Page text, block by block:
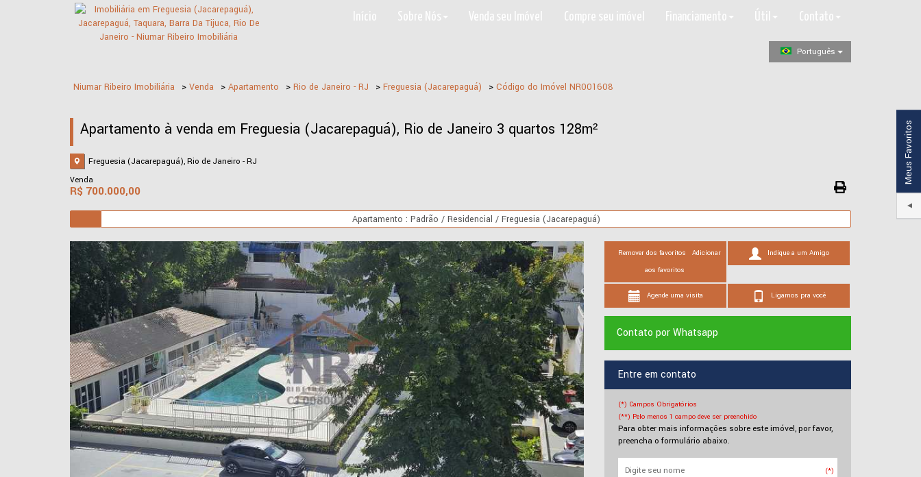
Início Sobre Nós Venda seu Imóvel Compre seu imóvel Financiamento Útil Contato
Português
Niumar Ribeiro Imobiliária > Venda > Apartamento > Rio de Janeiro - RJ > Freguesia (Jacarepaguá) > Código do Imóvel NR001608
Apartamento à venda em Freguesia (Jacarepaguá), Rio de Janeiro 3 quartos 128m²
Freguesia (Jacarepaguá), Rio de Janeiro - RJ
Venda
R$ 700.000,00
Apartamento : Padrão / Residencial / Freguesia (Jacarepaguá)
Remover dos favoritos
Adicionar
aos favoritos
Indique a um Amigo
Agende uma visita Ligamos pra você
Contato por Whatsapp
Entre em contato
(*) Campos Obrigatórios
(**) Pelo menos 1 campo deve ser preenchido
Para obter mais informações sobre este imóvel, por favor,
preencha o formulário abaixo.
(*)
Meus Favoritos